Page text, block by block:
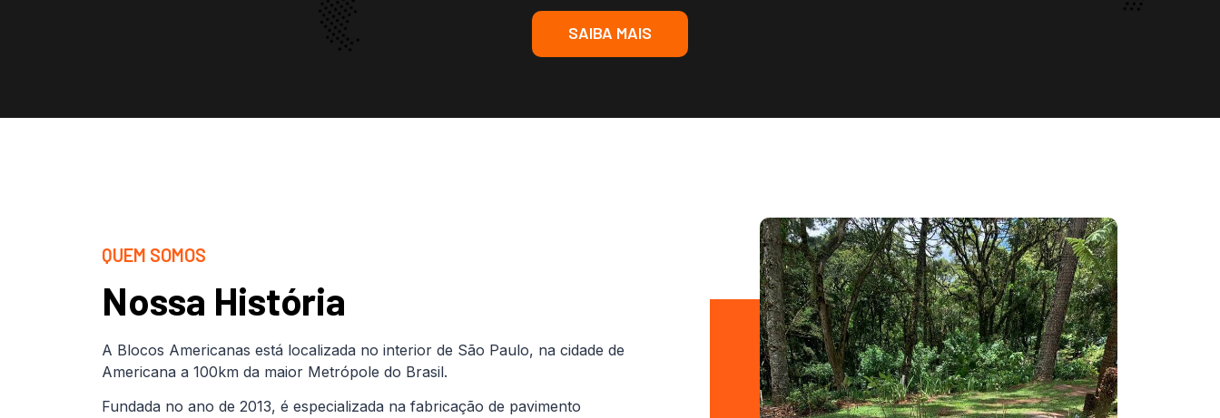
SAIBA MAIS
QUEM SOMOS
Nossa História
A Blocos Americanas está localizada no interior de São Paulo, na cidade de
Americana a 100km da maior Metrópole do Brasil.
Fundada no ano de 2013, é especializada na fabricação de pavimento